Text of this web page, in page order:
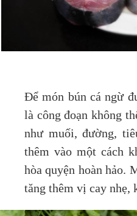
Để món bún cá ngừ
là công đoạn không
như muối, đường,
thêm vào một cách
hòa quyện hoàn hảo.
tăng thêm vị cay nhẹ,